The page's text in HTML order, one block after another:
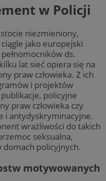
w Policji
niezmieniony,
jako europejski
ds.
lat sieć opiera się na
praw człowieka. Z ich
i projektów
policyjne
praw człowieka czy
i antydyskryminacyjne.
wrażliwości do takich
seksualna,
policyjnych.
motywowanych